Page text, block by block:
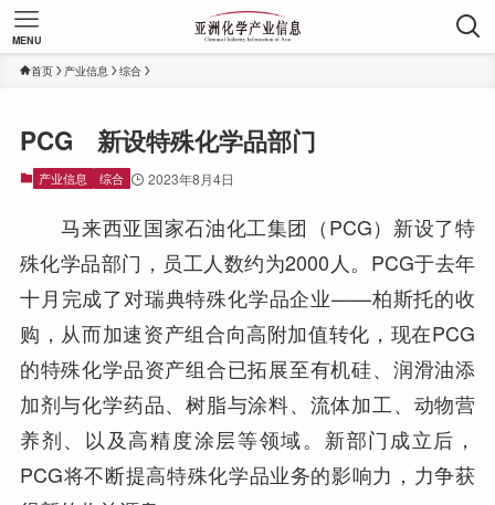
MENU
首页 产业信息 综合
PCG 新设特殊化学品部门
产业信息 综合 2023年8月4日
马来西亚国家石油化工集团（PCG）新设了特
殊化学品部门，员工人数约为2000人。PCG于去年
十月完成了对瑞典特殊化学品企业——柏斯托的收
购，从而加速资产组合向高附加值转化，现在PCG
的特殊化学品资产组合已拓展至有机硅、润滑油添
加剂与化学药品、树脂与涂料、流体加工、动物营
养剂、以及高精度涂层等领域。新部门成立后，
PCG将不断提高特殊化学品业务的影响力，力争获